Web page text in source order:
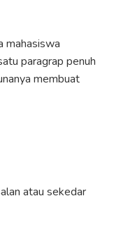
mahasiswa
paragrap penuh
membuat
atau sekedar